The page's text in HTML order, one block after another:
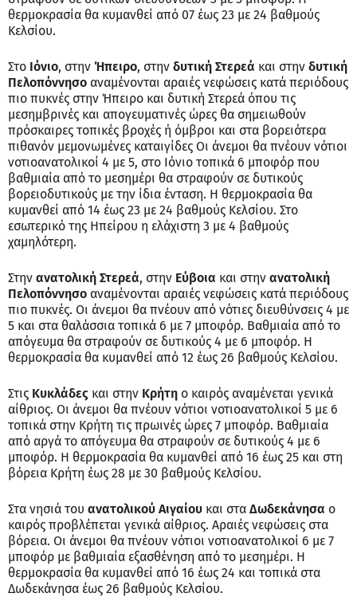
θερμοκρασία θα κυμανθεί από 07 έως 23 με 24 βαθμούς
Κελσίου.
Στο Ιόνιο, στην Ήπειρο, στην δυτική Στερεά και στην δυτική
Πελοπόννησο αναμένονται αραιές νεφώσεις κατά περιόδους
πιο πυκνές στην Ήπειρο και δυτική Στερεά όπου τις
μεσημβρινές και απογευματινές ώρες θα σημειωθούν
πρόσκαιρες τοπικές βροχές ή όμβροι και στα βορειότερα
πιθανόν μεμονωμένες καταιγίδες Οι άνεμοι θα πνέουν νότιοι
νοτιοανατολικοί 4 με 5, στο Ιόνιο τοπικά 6 μποφόρ που
βαθμιαία από το μεσημέρι θα στραφούν σε δυτικούς
βορειοδυτικούς με την ίδια ένταση. Η θερμοκρασία θα
κυμανθεί από 14 έως 23 με 24 βαθμούς Κελσίου. Στο
εσωτερικό της Ηπείρου η ελάχιστη 3 με 4 βαθμούς
χαμηλότερη.
Στην ανατολική Στερεά, στην Εύβοια και στην ανατολική
Πελοπόννησο αναμένονται αραιές νεφώσεις κατά περιόδους
πιο πυκνές. Οι άνεμοι θα πνέουν από νότιες διευθύνσεις 4 με
5 και στα θαλάσσια τοπικά 6 με 7 μποφόρ. Βαθμιαία από το
απόγευμα θα στραφούν σε δυτικούς 4 με 6 μποφόρ. Η
θερμοκρασία θα κυμανθεί από 12 έως 26 βαθμούς Κελσίου.
Στις Κυκλάδες και στην Κρήτη ο καιρός αναμένεται γενικά
αίθριος. Οι άνεμοι θα πνέουν νότιοι νοτιοανατολικοί 5 με 6
τοπικά στην Κρήτη τις πρωινές ώρες 7 μποφόρ. Βαθμιαία
από αργά το απόγευμα θα στραφούν σε δυτικούς 4 με 6
μποφόρ. Η θερμοκρασία θα κυμανθεί από 16 έως 25 και στη
βόρεια Κρήτη έως 28 με 30 βαθμούς Κελσίου.
Στα νησιά του ανατολικού Αιγαίου και στα Δωδεκάνησα ο
καιρός προβλέπεται γενικά αίθριος. Αραιές νεφώσεις στα
βόρεια. Οι άνεμοι θα πνέουν νότιοι νοτιοανατολικοί 6 με 7
μποφόρ με βαθμιαία εξασθένηση από το μεσημέρι. Η
θερμοκρασία θα κυμανθεί από 16 έως 24 και τοπικά στα
Δωδεκάνησα έως 26 βαθμούς Κελσίου.